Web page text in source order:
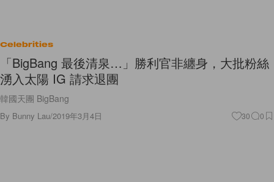
Celebrities
「BigBang 最後清泉…」勝利官非纏身，大批粉絲
湧入太陽 IG 請求退團
韓國天團 BigBang
By Bunny Lau/2019年3月4日 30 0